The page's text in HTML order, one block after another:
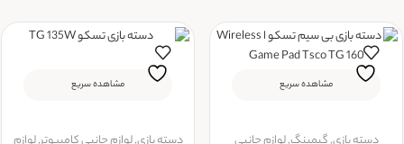
مشاهده سریع مشاهده سریع